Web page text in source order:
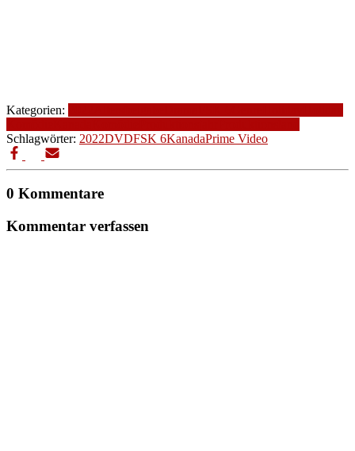
Kategorien:
Schlagwörter: 2022DVDFSK 6KanadaPrime Video
0 Kommentare
Kommentar verfassen